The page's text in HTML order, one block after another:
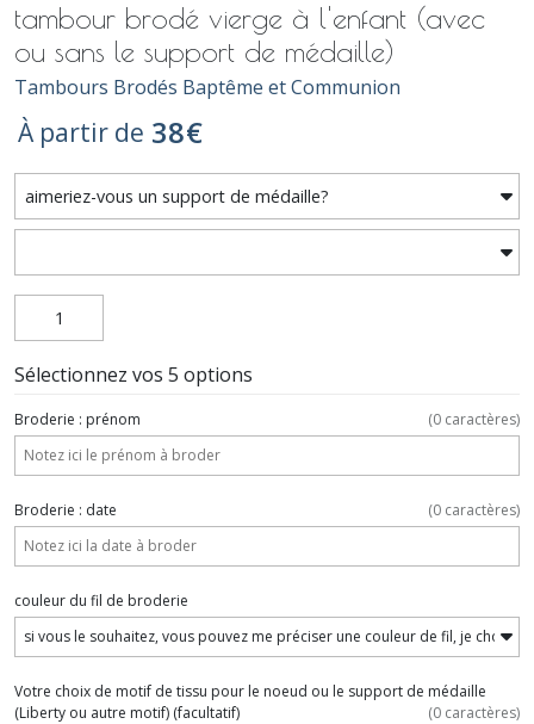
tambour brodé vierge à l'enfant (avec
ou sans le support de médaille)
Tambours Brodés Baptême et Communion
À partir de 38€
Sélectionnez vos 5 options
Broderie : prénom (0 caractères)
Broderie : date (0 caractères)
couleur du fil de broderie
Votre choix de motif de tissu pour le noeud ou le support de médaille
(Liberty ou autre motif) (facultatif) (0 caractères)